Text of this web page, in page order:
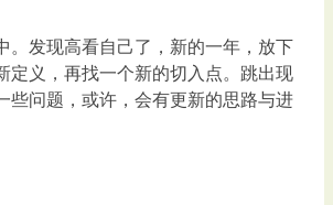
。发现高看自己了，新的一年，放下
定义，再找一个新的切入点。跳出现
些问题，或许，会有更新的思路与进